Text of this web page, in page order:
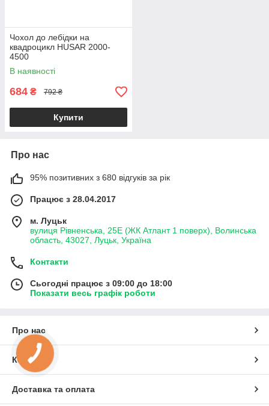
Чохол до лебідки на
квадроцикл HUSAR 2000-
4500
В наявності
684 ₴ 792 ₴
Купити
Про нас
95% позитивних з 680 відгуків за рік
Працює з 28.04.2017
м. Луцьк
вулиця Рівненська, 25Е (ЖК Атлант 1 поверх), Волинська
область, 43027, Луцьк, Україна
Контакти
Сьогодні працює з 09:00 до 18:00
Показати весь графік роботи
Про нас
Контакти
Доставка та оплата